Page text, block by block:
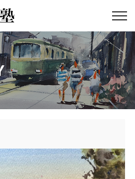
ABOUT
画塾紹介・
アクセス
LESSON
教室案内
PROFILE
塾長紹介